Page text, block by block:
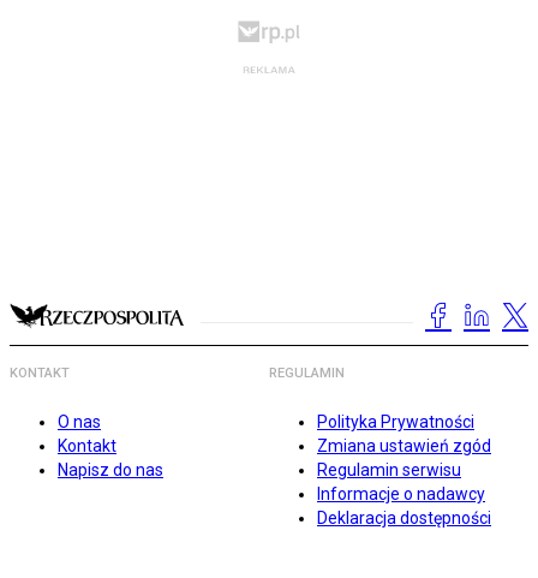
KONTAKT
O nas
Kontakt
Napisz do nas
REGULAMIN
Polityka Prywatności
Zmiana ustawień zgód
Regulamin serwisu
Informacje o nadawcy
Deklaracja dostępności